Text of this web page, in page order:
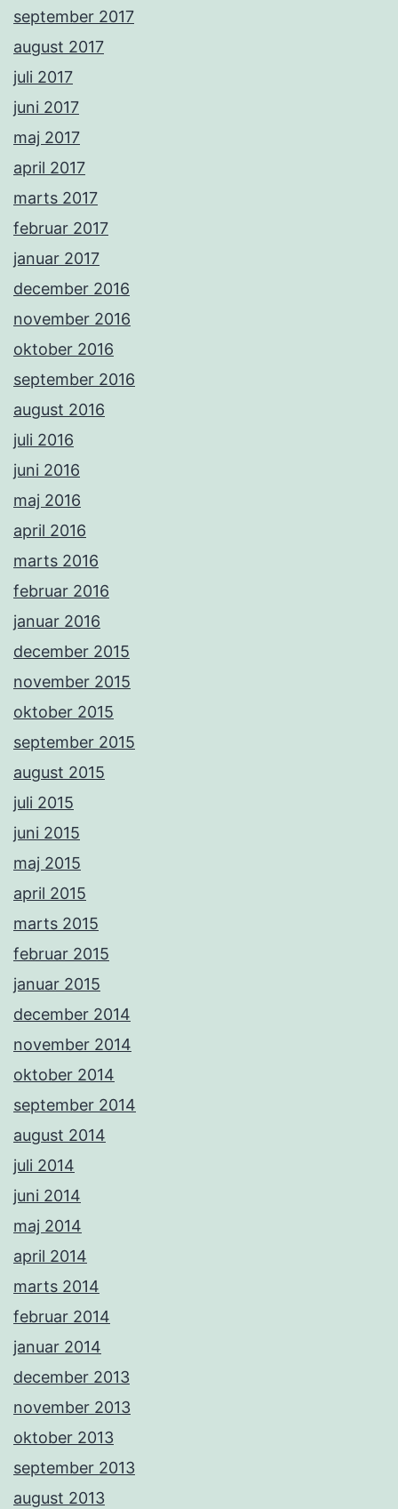
september 2017
august 2017
juli 2017
juni 2017
maj 2017
april 2017
marts 2017
februar 2017
januar 2017
december 2016
november 2016
oktober 2016
september 2016
august 2016
juli 2016
juni 2016
maj 2016
april 2016
marts 2016
februar 2016
januar 2016
december 2015
november 2015
oktober 2015
september 2015
august 2015
juli 2015
juni 2015
maj 2015
april 2015
marts 2015
februar 2015
januar 2015
december 2014
november 2014
oktober 2014
september 2014
august 2014
juli 2014
juni 2014
maj 2014
april 2014
marts 2014
februar 2014
januar 2014
december 2013
november 2013
oktober 2013
september 2013
august 2013